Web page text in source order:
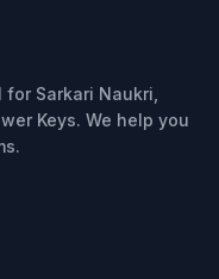
Sarkari Naukri,
Keys. We help you